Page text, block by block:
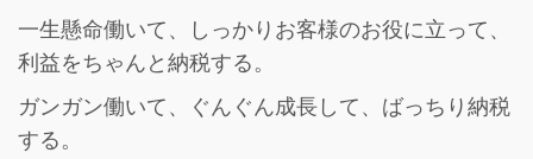
一生懸命働いて、しっかりお客様のお役に立って、
利益をちゃんと納税する。
ガンガン働いて、ぐんぐん成長して、ばっちり納税
する。